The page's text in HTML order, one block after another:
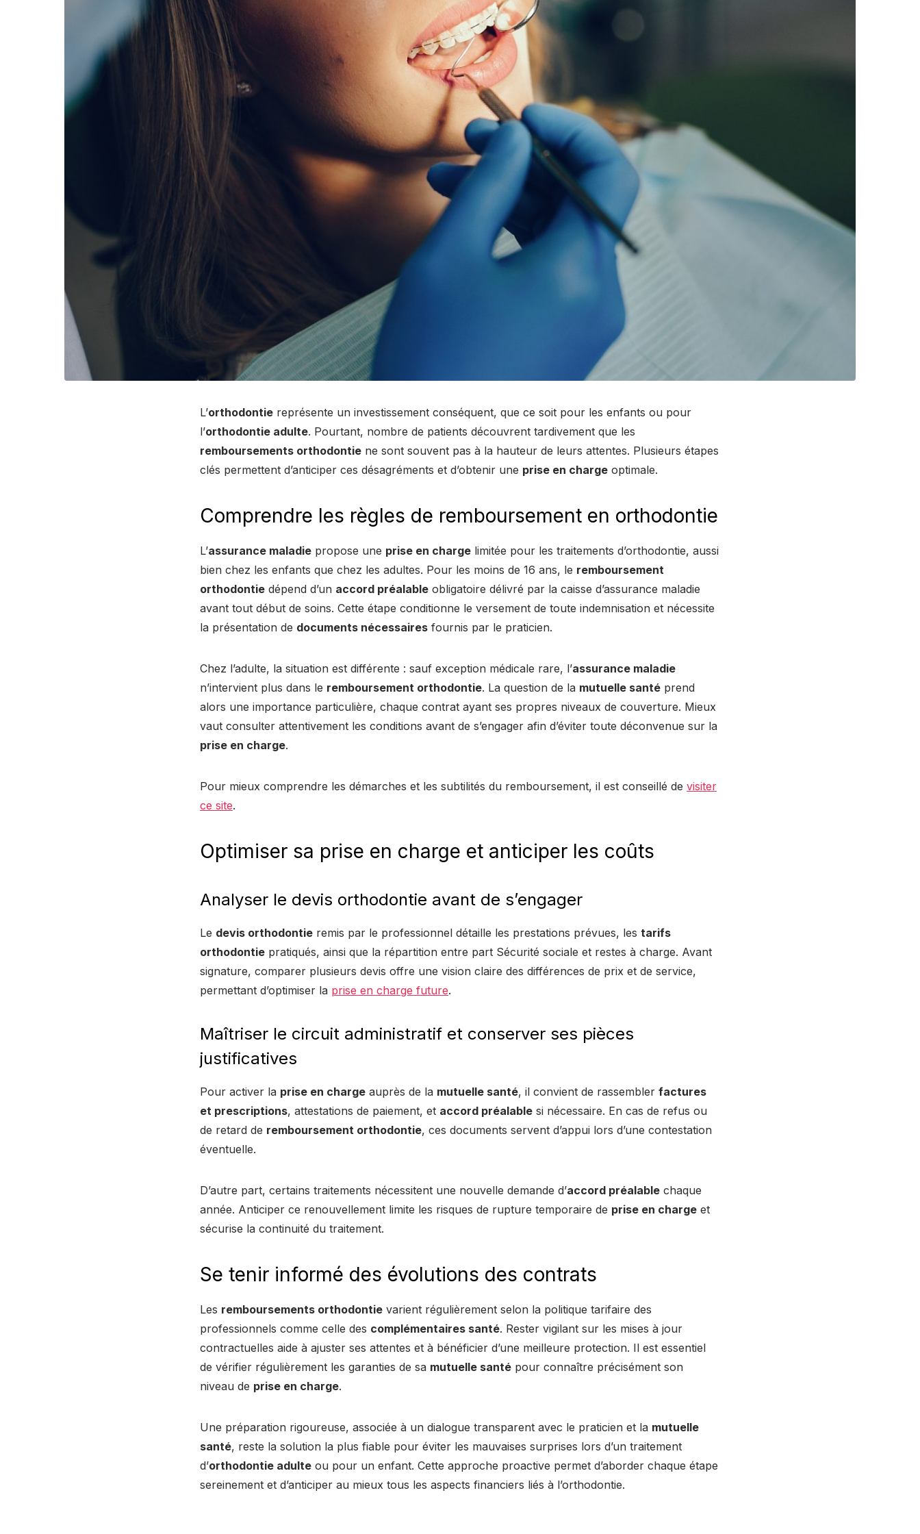
L’orthodontie représente un investissement conséquent, que ce soit pour les enfants ou pour
l’orthodontie adulte. Pourtant, nombre de patients découvrent tardivement que les
remboursements orthodontie ne sont souvent pas à la hauteur de leurs attentes. Plusieurs étapes
clés permettent d’anticiper ces désagréments et d’obtenir une prise en charge optimale.
Comprendre les règles de remboursement en orthodontie
L’assurance maladie propose une prise en charge limitée pour les traitements d’orthodontie, aussi
bien chez les enfants que chez les adultes. Pour les moins de 16 ans, le remboursement
orthodontie dépend d’un accord préalable obligatoire délivré par la caisse d’assurance maladie
avant tout début de soins. Cette étape conditionne le versement de toute indemnisation et nécessite
la présentation de documents nécessaires fournis par le praticien.
Chez l’adulte, la situation est différente : sauf exception médicale rare, l’assurance maladie
n’intervient plus dans le remboursement orthodontie. La question de la mutuelle santé prend
alors une importance particulière, chaque contrat ayant ses propres niveaux de couverture. Mieux
vaut consulter attentivement les conditions avant de s’engager afin d’éviter toute déconvenue sur la
prise en charge.
Pour mieux comprendre les démarches et les subtilités du remboursement, il est conseillé de visiter
ce site.
Optimiser sa prise en charge et anticiper les coûts
Analyser le devis orthodontie avant de s’engager
Le devis orthodontie remis par le professionnel détaille les prestations prévues, les tarifs
orthodontie pratiqués, ainsi que la répartition entre part Sécurité sociale et restes à charge. Avant
signature, comparer plusieurs devis offre une vision claire des différences de prix et de service,
permettant d’optimiser la prise en charge future.
Maîtriser le circuit administratif et conserver ses pièces
justificatives
Pour activer la prise en charge auprès de la mutuelle santé, il convient de rassembler factures
et prescriptions, attestations de paiement, et accord préalable si nécessaire. En cas de refus ou
de retard de remboursement orthodontie, ces documents servent d’appui lors d’une contestation
éventuelle.
D’autre part, certains traitements nécessitent une nouvelle demande d’accord préalable chaque
année. Anticiper ce renouvellement limite les risques de rupture temporaire de prise en charge et
sécurise la continuité du traitement.
Se tenir informé des évolutions des contrats
Les remboursements orthodontie varient régulièrement selon la politique tarifaire des
professionnels comme celle des complémentaires santé. Rester vigilant sur les mises à jour
contractuelles aide à ajuster ses attentes et à bénéficier d’une meilleure protection. Il est essentiel
de vérifier régulièrement les garanties de sa mutuelle santé pour connaître précisément son
niveau de prise en charge.
Une préparation rigoureuse, associée à un dialogue transparent avec le praticien et la mutuelle
santé, reste la solution la plus fiable pour éviter les mauvaises surprises lors d’un traitement
d’orthodontie adulte ou pour un enfant. Cette approche proactive permet d’aborder chaque étape
sereinement et d’anticiper au mieux tous les aspects financiers liés à l’orthodontie.